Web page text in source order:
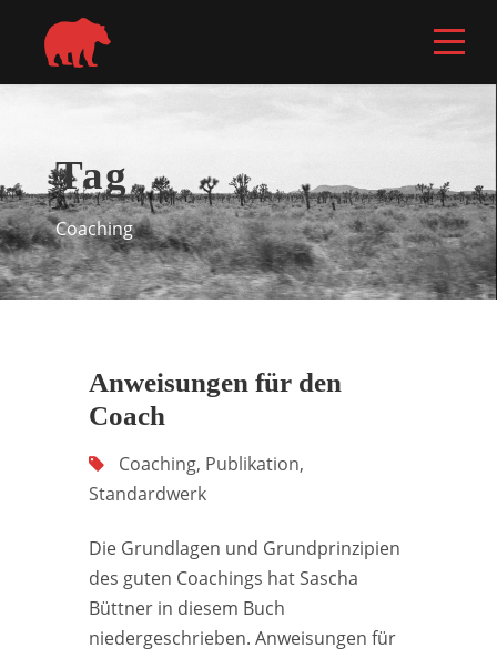
Tag
Coaching
Anweisungen für den
Coach
Coaching, Publikation,
Standardwerk
Die Grundlagen und Grundprinzipien
des guten Coachings hat Sascha
Büttner in diesem Buch
niedergeschrieben. Anweisungen für